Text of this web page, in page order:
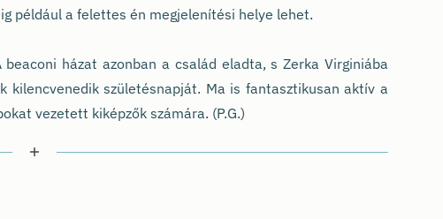
például a felettes én megjelenítési helye lehet.
házat azonban a család eladta, s Zerka Virginiába
születésnapját. Ma is fantasztikusan aktív a
vezetett kiképzők számára. (P.G.)